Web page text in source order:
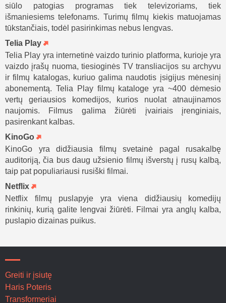
siūlo patogias programas tiek televizoriams, tiek
išmaniesiems telefonams. Turimų filmų kiekis matuojamas
tūkstančiais, todėl pasirinkimas nebus lengvas.
Telia Play
Telia Play yra internetinė vaizdo turinio platforma, kurioje yra
vaizdo įrašų nuoma, tiesioginės TV transliacijos su archyvu
ir filmų katalogas, kuriuo galima naudotis įsigijus mėnesinį
abonementą. Telia Play filmų kataloge yra ~400 dėmesio
vertų geriausios komedijos, kurios nuolat atnaujinamos
naujomis. Filmus galima žiūrėti įvairiais įrenginiais,
pasirenkant kalbas.
KinoGo
KinoGo yra didžiausia filmų svetainė pagal rusakalbę
auditoriją, čia bus daug užsienio filmų išverstų į rusų kalbą,
taip pat populiariausi rusiški filmai.
Netflix
Netflix filmų puslapyje yra viena didžiausių komedijų
rinkinių, kurią galite lengvai žiūrėti. Filmai yra anglų kalba,
puslapio dizainas puikus.
Greiti ir įsiutę
Haris Poteris
Transformeriai